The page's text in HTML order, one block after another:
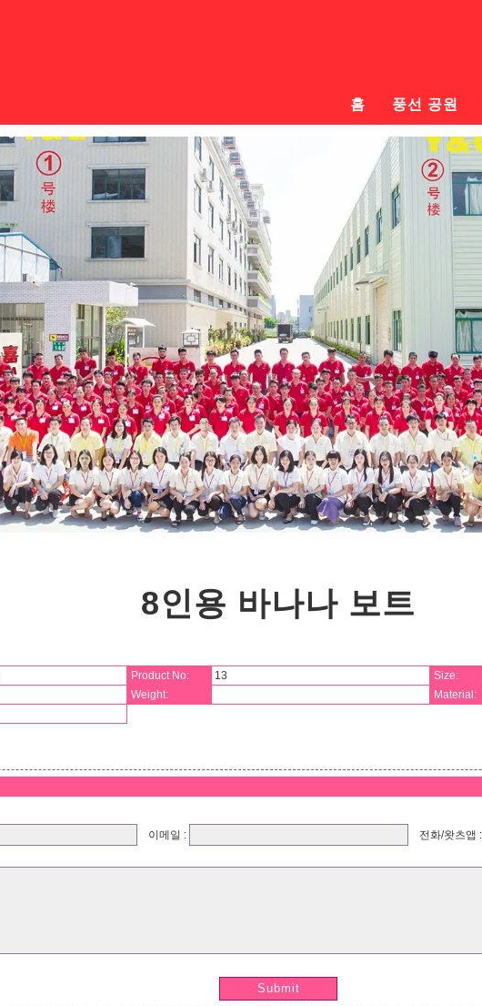
홈 풍선 공원
8인용 바나나 보트
Product No: 13
Size:
Weight:
Material:
이메일 : 전화/왓츠앱
Submit